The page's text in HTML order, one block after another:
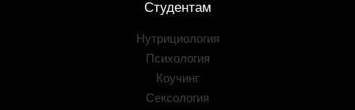
Студентам
Нутрициология
Психология
Коучинг
Сексология